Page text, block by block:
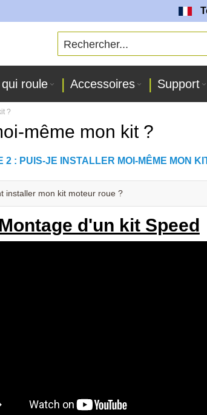
roule Accessoires Support
?
même mon kit ?
2 : PUIS-JE INSTALLER MOI-MÊME MON
installer mon kit moteur roue ?
Montage d'un kit Speed